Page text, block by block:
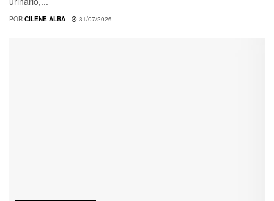
POR CILENE ALBA 31/07/2026